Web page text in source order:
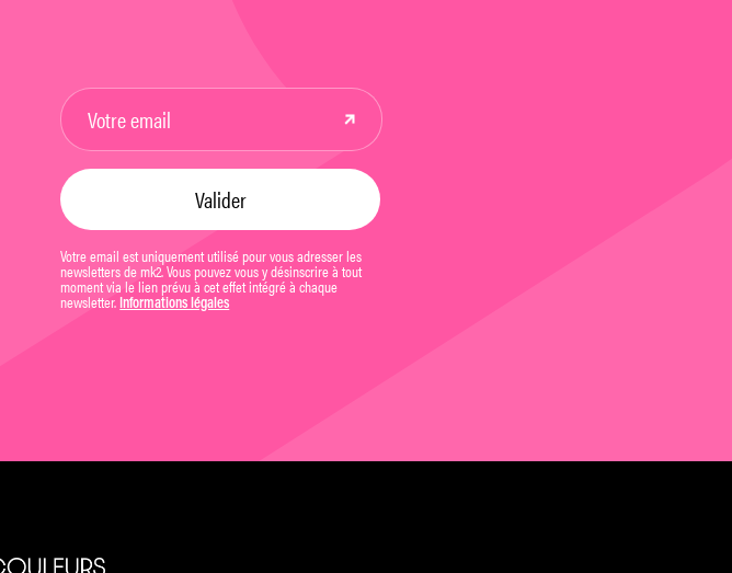
Votre email est uniquement utilisé pour vous adresser les
newsletters de mk2. Vous pouvez vous y désinscrire à tout
moment via le lien prévu à cet effet intégré à chaque
newsletter. Informations légales